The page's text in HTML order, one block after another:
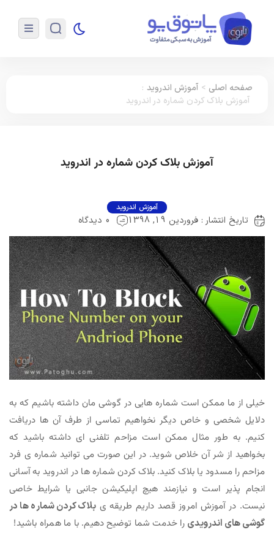
صفحه اصلی > آموزش اندروید :
آموزش بلاک کردن شماره در اندروید
آموزش بلاک کردن شماره در اندروید
آموزش اندروید
تاریخ انتشار : فروردین 19, 1398 0 دیدگاه
خیلی از ما ممکن است شماره هایی در گوشی مان داشته باشیم که به
دلایل شخصی و خاص دیگر نخواهیم تماسی از طرف آن ها دریافت
کنیم. به طور مثال ممکن است مزاحم تلفنی ای داشته باشید که
بخواهید از شر آن خلاص شوید‌. در این صورت می توانید شماره ی فرد
مزاحم را مسدود یا بلاک کنید. بلاک کردن شماره ها در اندروید به آسانی
انجام پذیر است و نیازمند هیچ اپلیکیشن جانبی یا شرایط خاصی
نیست. در آموزش امروز قصد داریم طریقه ی بلاک کردن شماره ها در
گوشی های اندرویدی را خدمت شما توضیح دهیم. با ما همراه باشید!